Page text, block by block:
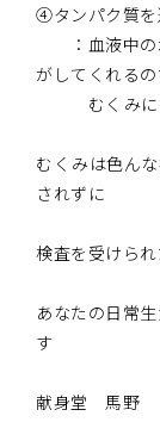
④タンパク質を
：血液中の
がしてくれる
むくみに
むくみは色ん
されずに
検査を受けら
あなたの日常
す
献身堂 馬野